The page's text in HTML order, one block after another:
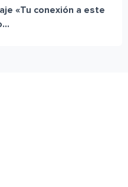
«Tu conexión a este